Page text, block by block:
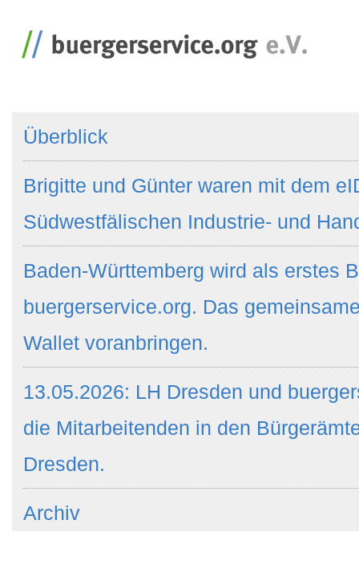
Überblick
Brigitte und Günter waren mit dem
Südwestfälischen Industrie- und
Baden-Württemberg wird als erstes
buergerservice.org. Das
Wallet voranbringen.
13.05.2026: LH Dresden und
die Mitarbeitenden in den
Dresden.
Archiv